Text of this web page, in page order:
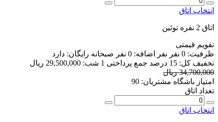
انتخاب اتاق
اتاق 2 نفره توئین
تقویم قیمتی
ظرفیت: 0 نفر نفر اضافه: 0 نفر صبحانه رایگان: دارد
تخفیف کل: 15 درصد جمع پرداختی 1 شب:
29,500,000 ریال
34,700,000 ریال
امتیاز باشگاه مشتریان: 90
تعداد اتاق
انتخاب اتاق